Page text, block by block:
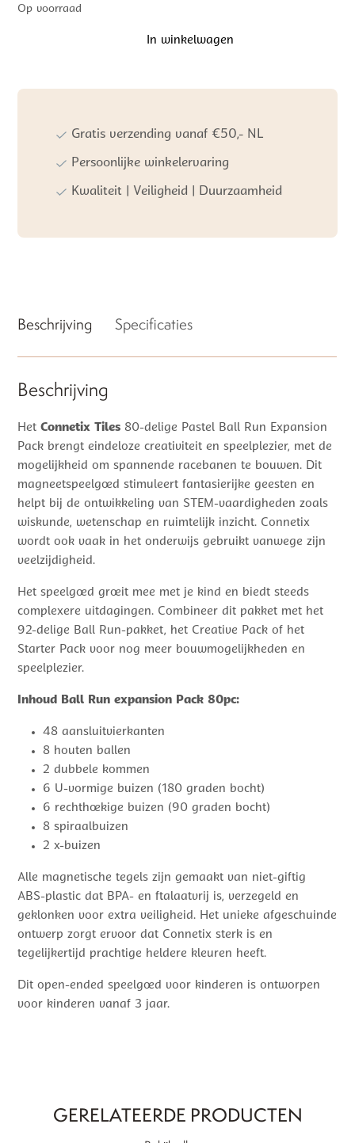
Op voorraad
Expansion
In winkelwagen
Gratis verzending vanaf €50,- NL
Persoonlijke winkelervaring
Kwaliteit | Veiligheid | Duurzaamheid
Beschrijving Specificaties
Beschrijving
Het Connetix Tiles 80-delige Pastel Ball Run Expansion
Pack brengt eindeloze creativiteit en speelplezier, met de
mogelijkheid om spannende racebanen te bouwen. Dit
magneetspeelgoed stimuleert fantasierijke geesten en
helpt bij de ontwikkeling van STEM-vaardigheden zoals
wiskunde, wetenschap en ruimtelijk inzicht. Connetix
wordt ook vaak in het onderwijs gebruikt vanwege zijn
veelzijdigheid.
Het speelgoed groeit mee met je kind en biedt steeds
complexere uitdagingen. Combineer dit pakket met het
92-delige Ball Run-pakket, het Creative Pack of het
Starter Pack voor nog meer bouwmogelijkheden en
speelplezier.
Inhoud Ball Run expansion Pack 80pc:
48 aansluitvierkanten
8 houten ballen
2 dubbele kommen
6 U-vormige buizen (180 graden bocht)
6 rechthoekige buizen (90 graden bocht)
8 spiraalbuizen
2 x-buizen
Alle magnetische tegels zijn gemaakt van niet-giftig
ABS-plastic dat BPA- en ftalaatvrij is, verzegeld en
geklonken voor extra veiligheid. Het unieke afgeschuinde
ontwerp zorgt ervoor dat Connetix sterk is en
tegelijkertijd prachtige heldere kleuren heeft.
Dit open-ended speelgoed voor kinderen is ontworpen
voor kinderen vanaf 3 jaar.
GERELATEERDE PRODUCTEN